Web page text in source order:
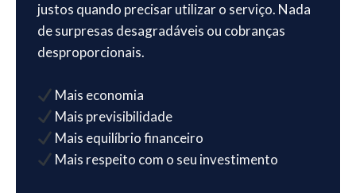
justos quando precisar utilizar o serviço. Nada
de surpresas desagradáveis ou cobranças
desproporcionais.
Mais economia
Mais previsibilidade
Mais equilíbrio financeiro
Mais respeito com o seu investimento